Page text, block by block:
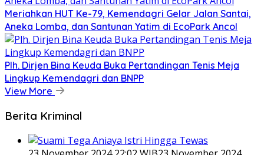
Meriahkan HUT Ke-79, Kemendagri Gelar Jalan Santai,
Aneka Lomba, dan Santunan Yatim di EcoPark Ancol
Plh. Dirjen Bina Keuda Buka Pertandingan Tenis Meja
Lingkup Kemendagri dan BNPP
View More
Berita Kriminal